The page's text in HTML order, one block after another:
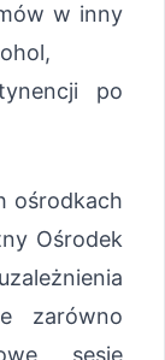
w inny
po
ośrodkach
Ośrodek
zarówno